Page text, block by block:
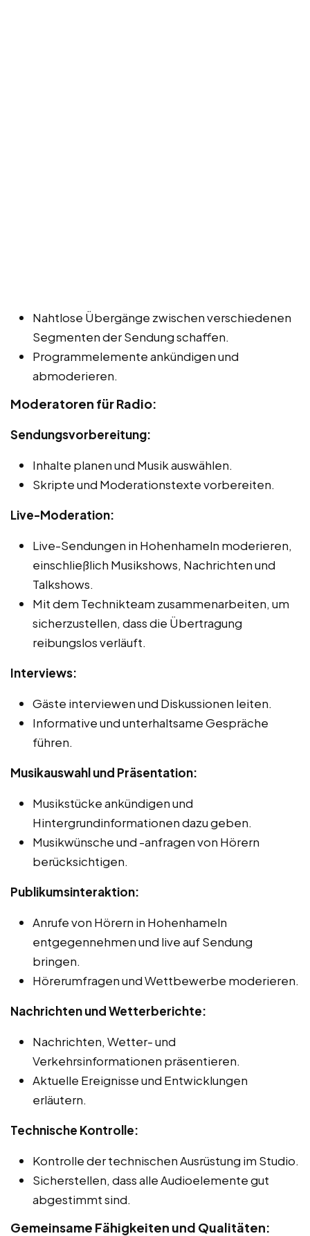
Nahtlose Übergänge zwischen verschiedenen
Segmenten der Sendung schaffen.
Programmelemente ankündigen und
abmoderieren.
Moderatoren für Radio:
Sendungsvorbereitung:
Inhalte planen und Musik auswählen.
Skripte und Moderationstexte vorbereiten.
Live-Moderation:
Live-Sendungen in Hohenhameln moderieren,
einschließlich Musikshows, Nachrichten und
Talkshows.
Mit dem Technikteam zusammenarbeiten, um
sicherzustellen, dass die Übertragung
reibungslos verläuft.
Interviews:
Gäste interviewen und Diskussionen leiten.
Informative und unterhaltsame Gespräche
führen.
Musikauswahl und Präsentation:
Musikstücke ankündigen und
Hintergrundinformationen dazu geben.
Musikwünsche und -anfragen von Hörern
berücksichtigen.
Publikumsinteraktion:
Anrufe von Hörern in Hohenhameln
entgegennehmen und live auf Sendung
bringen.
Hörerumfragen und Wettbewerbe moderieren.
Nachrichten und Wetterberichte:
Nachrichten, Wetter- und
Verkehrsinformationen präsentieren.
Aktuelle Ereignisse und Entwicklungen
erläutern.
Technische Kontrolle:
Kontrolle der technischen Ausrüstung im Studio.
Sicherstellen, dass alle Audioelemente gut
abgestimmt sind.
Gemeinsame Fähigkeiten und Qualitäten: